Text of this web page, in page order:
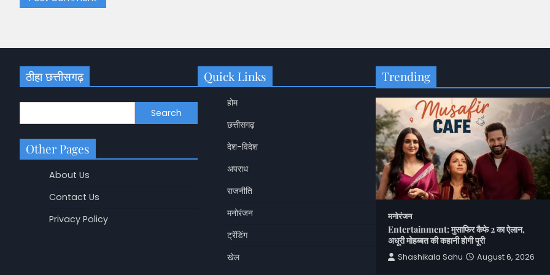
ठीहा छत्तीसगढ़
Search
Other Pages
About Us
Contact Us
Privacy Policy
Quick Links
होम
छत्तीसगढ़
देश-विदेश
अपराध
राजनीति
मनोरंजन
ट्रेंडिंग
खेल
Trending
CG Police Transfer: पुलिस विभाग में बड़ा
मनोरंजन
Entertainment: मुसाफिर कैफे 2 का ऐलान,
अधूरी मोहब्बत की कहानी होगी पूरी
Shashikala Sahu August 6, 2026